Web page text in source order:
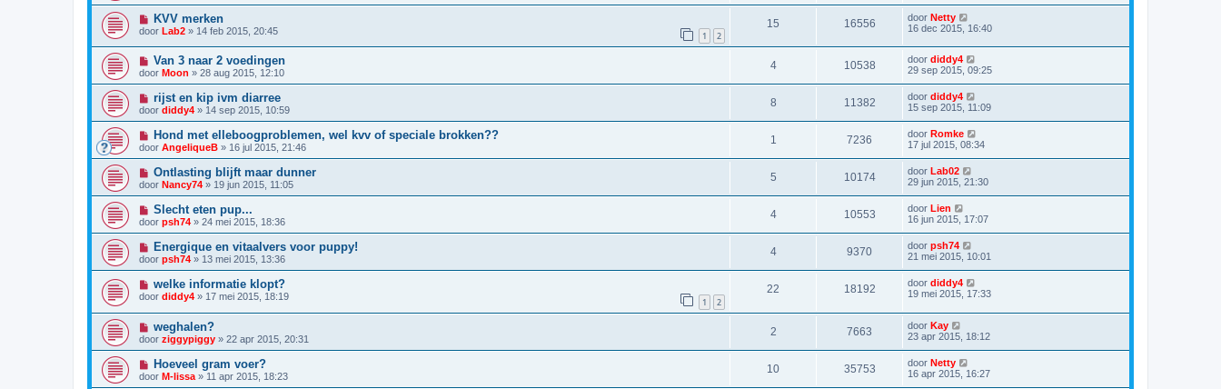
KVV merken
door Lab2 » 14 feb 2015, 20:45 1 2
15 16556 door Netty
16 dec 2015, 16:40
Van 3 naar 2 voedingen
door Moon » 28 aug 2015, 12:10
4 10538 door diddy4
29 sep 2015, 09:25
rijst en kip ivm diarree
door diddy4 » 14 sep 2015, 10:59
8 11382 door diddy4
15 sep 2015, 11:09
Hond met elleboogproblemen, wel kvv of speciale brokken??
door AngeliqueB » 16 jul 2015, 21:46
1 7236 door Romke
17 jul 2015, 08:34
Ontlasting blijft maar dunner
door Nancy74 » 19 jun 2015, 11:05
5 10174 door Lab02
29 jun 2015, 21:30
Slecht eten pup...
door psh74 » 24 mei 2015, 18:36
4 10553 door Lien
16 jun 2015, 17:07
Energique en vitaalvers voor puppy!
door psh74 » 13 mei 2015, 13:36
4 9370 door psh74
21 mei 2015, 10:01
welke informatie klopt?
door diddy4 » 17 mei 2015, 18:19 1 2
22 18192 door diddy4
19 mei 2015, 17:33
weghalen?
door ziggypiggy » 22 apr 2015, 20:31
2 7663 door Kay
23 apr 2015, 18:12
Hoeveel gram voer?
door M-lissa » 11 apr 2015, 18:23
10 35753 door Netty
16 apr 2015, 16:27